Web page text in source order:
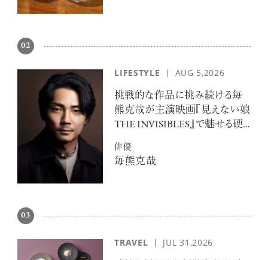
02
LIFESTYLE AUG 5,2026
挑戦的な作品に挑み続ける毎
熊克哉が主演映画『見えない娘
THE INVISIBLES』で魅せる硬
俳優
毎熊克哉
03
TRAVEL JUL 31,2026